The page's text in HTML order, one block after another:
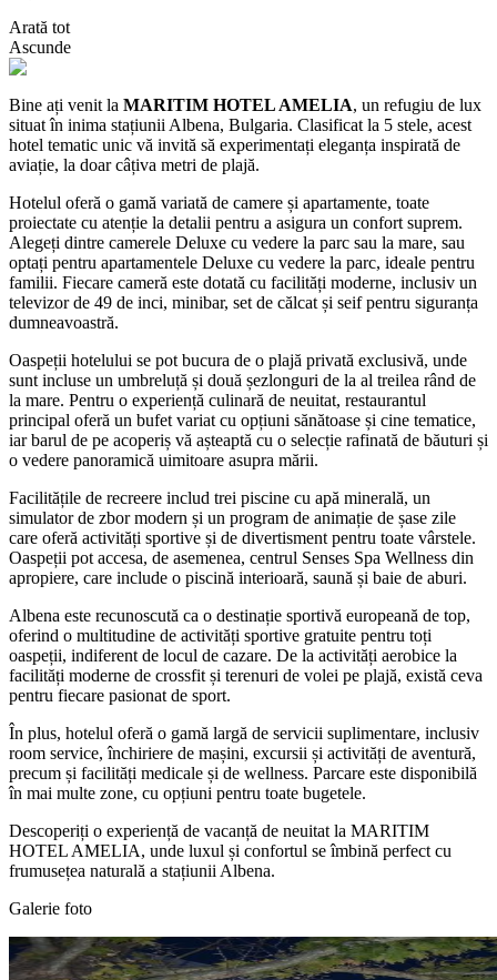
Arată tot
Ascunde
Bine ați venit la MARITIM HOTEL AMELIA, un refugiu de lux
situat în inima stațiunii Albena, Bulgaria. Clasificat la 5 stele, acest
hotel tematic unic vă invită să experimentați eleganța inspirată de
aviație, la doar câțiva metri de plajă.
Hotelul oferă o gamă variată de camere și apartamente, toate
proiectate cu atenție la detalii pentru a asigura un confort suprem.
Alegeți dintre camerele Deluxe cu vedere la parc sau la mare, sau
optați pentru apartamentele Deluxe cu vedere la parc, ideale pentru
familii. Fiecare cameră este dotată cu facilități moderne, inclusiv un
televizor de 49 de inci, minibar, set de călcat și seif pentru siguranța
dumneavoastră.
Oaspeții hotelului se pot bucura de o plajă privată exclusivă, unde
sunt incluse un umbreluță și două șezlonguri de la al treilea rând de
la mare. Pentru o experiență culinară de neuitat, restaurantul
principal oferă un bufet variat cu opțiuni sănătoase și cine tematice,
iar barul de pe acoperiș vă așteaptă cu o selecție rafinată de băuturi și
o vedere panoramică uimitoare asupra mării.
Facilitățile de recreere includ trei piscine cu apă minerală, un
simulator de zbor modern și un program de animație de șase zile
care oferă activități sportive și de divertisment pentru toate vârstele.
Oaspeții pot accesa, de asemenea, centrul Senses Spa Wellness din
apropiere, care include o piscină interioară, saună și baie de aburi.
Albena este recunoscută ca o destinație sportivă europeană de top,
oferind o multitudine de activități sportive gratuite pentru toți
oaspeții, indiferent de locul de cazare. De la activități aerobice la
facilități moderne de crossfit și terenuri de volei pe plajă, există ceva
pentru fiecare pasionat de sport.
În plus, hotelul oferă o gamă largă de servicii suplimentare, inclusiv
room service, închiriere de mașini, excursii și activități de aventură,
precum și facilități medicale și de wellness. Parcare este disponibilă
în mai multe zone, cu opțiuni pentru toate bugetele.
Descoperiți o experiență de vacanță de neuitat la MARITIM
HOTEL AMELIA, unde luxul și confortul se îmbină perfect cu
frumusețea naturală a stațiunii Albena.
Galerie foto